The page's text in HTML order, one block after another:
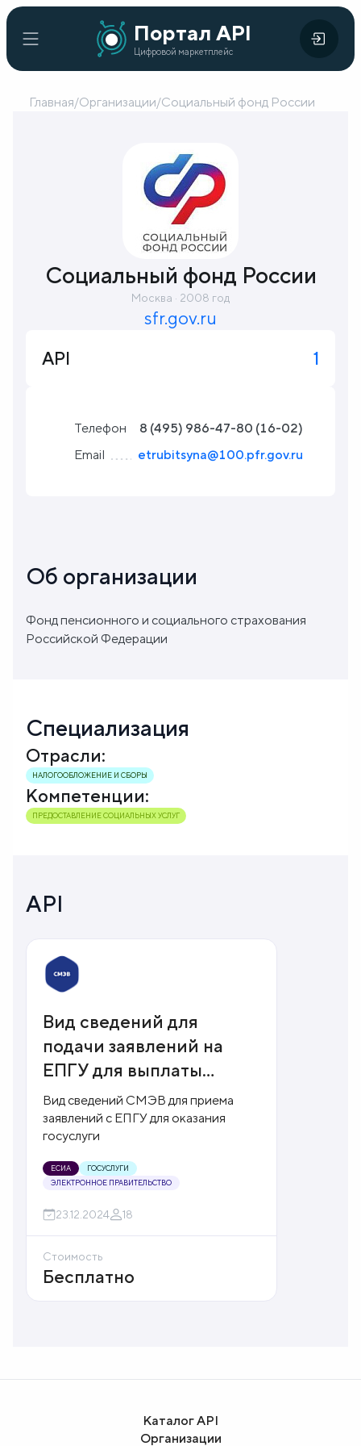
Портал API
Цифровой маркетплейс
Портал
API
Цифровой
маркетплейс
Главная
Кейсы
внедрения
решения
Главная/Организации/Социальный фонд России
Социальный фонд России
Москва · 2008 год
sfr.gov.ru
API
1
Телефон
8 (495) 986-47-80 (16-02)
Email
etrubitsyna@100.pfr.gov.ru
Об организации
Фонд пенсионного и социального страхования
Российской Федерации
Специализация
Отрасли:
НАЛОГООБЛОЖЕНИЕ И СБОРЫ
Компетенции:
ПРЕДОСТАВЛЕНИЕ СОЦИАЛЬНЫХ УСЛУГ
API
Вид сведений для
подачи заявлений на
ЕПГУ для выплаты
пособия беременным
Вид сведений СМЭВ для приема
заявлений с ЕПГУ для оказания
госуслуги
ЕСИА
ГОСУСЛУГИ
ЭЛЕКТРОННОЕ ПРАВИТЕЛЬСТВО
23.12.2024 18
Стоимость
Бесплатно
Каталог API
Организации